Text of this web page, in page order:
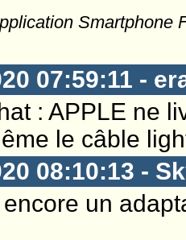
Smartphone
07:59:11 -
: APPLE ne
le câble
08:10:13 -
un